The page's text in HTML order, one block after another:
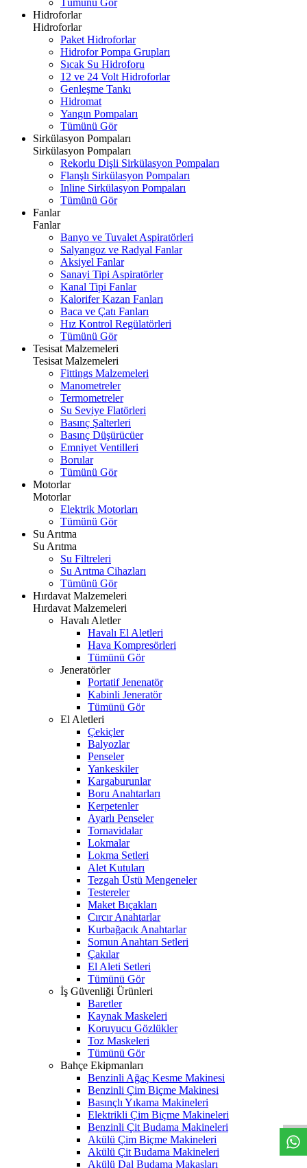
Tümünü Gör
Hidroforlar
Hidroforlar
Paket Hidroforlar
Hidrofor Pompa Grupları
Sıcak Su Hidroforu
12 ve 24 Volt Hidroforlar
Genleşme Tankı
Hidromat
Yangın Pompaları
Tümünü Gör
Sirkülasyon Pompaları
Sirkülasyon Pompaları
Rekorlu Dişli Sirkülasyon Pompaları
Flanşlı Sirkülasyon Pompaları
Inline Sirkülasyon Pompaları
Tümünü Gör
Fanlar
Fanlar
Banyo ve Tuvalet Aspiratörleri
Salyangoz ve Radyal Fanlar
Aksiyel Fanlar
Sanayi Tipi Aspiratörler
Kanal Tipi Fanlar
Kalorifer Kazan Fanları
Baca ve Çatı Fanları
Hız Kontrol Regülatörleri
Tümünü Gör
Tesisat Malzemeleri
Tesisat Malzemeleri
Fittings Malzemeleri
Manometreler
Termometreler
Su Seviye Flatörleri
Basınç Şalterleri
Basınç Düşürücüer
Emniyet Ventilleri
Borular
Tümünü Gör
Motorlar
Motorlar
Elektrik Motorları
Tümünü Gör
Su Arıtma
Su Arıtma
Su Filtreleri
Su Arıtma Cihazları
Tümünü Gör
Hırdavat Malzemeleri
Hırdavat Malzemeleri
Havalı Aletler
Havalı El Aletleri
Hava Kompresörleri
Tümünü Gör
Jeneratörler
Portatif Jenenatör
Kabinli Jeneratör
Tümünü Gör
El Aletleri
Çekiçler
Balyozlar
Penseler
Yankeskiler
Kargaburunlar
Boru Anahtarları
Kerpetenler
Ayarlı Penseler
Tornavidalar
Lokmalar
Lokma Setleri
Alet Kutuları
Tezgah Üstü Mengeneler
Testereler
Maket Bıçakları
Cırcır Anahtarlar
Kurbağacık Anahtarlar
Somun Anahtarı Setleri
Çakılar
El Aleti Setleri
Tümünü Gör
İş Güvenliği Ürünleri
Baretler
Kaynak Maskeleri
Koruyucu Gözlükler
Toz Maskeleri
Tümünü Gör
Bahçe Ekipmanları
Benzinli Ağaç Kesme Makinesi
Benzinli Çim Biçme Makinesi
Basınçlı Yıkama Makineleri
Elektrikli Çim Biçme Makineleri
Benzinli Çit Budama Makineleri
Akülü Çim Biçme Makineleri
Akülü Çit Budama Makineleri
Akülü Dal Budama Makasları